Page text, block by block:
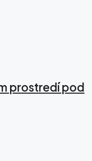
prostredí pod